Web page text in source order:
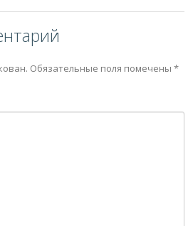
Обязательные поля помечены *